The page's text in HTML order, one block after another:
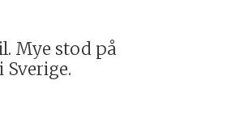
Mye stod på